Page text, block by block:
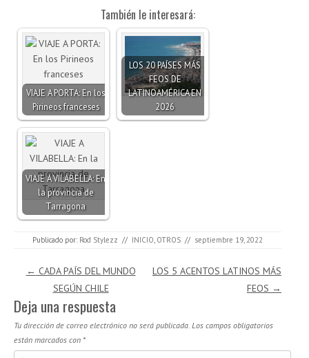
También le interesará:
VIAJE A PORTA: En los
Pirineos franceses
LOS 20 PAÍSES MÁS
FEOS DE
LATINOAMÉRICA EN
2026
VIAJE A VILABELLA: En
la provincia de
Tarragona
Publicado por: Rod Stylezz // INICIO OTROS // septiembre 19, 2022
Navegación de entradas
← CADA PAÍS DEL MUNDO
SEGÚN CHILE
LOS 5 ACENTOS LATINOS MÁS
FEOS →
Deja una respuesta
Tu dirección de correo electrónico no será publicada. Los campos obligatorios
están marcados con *